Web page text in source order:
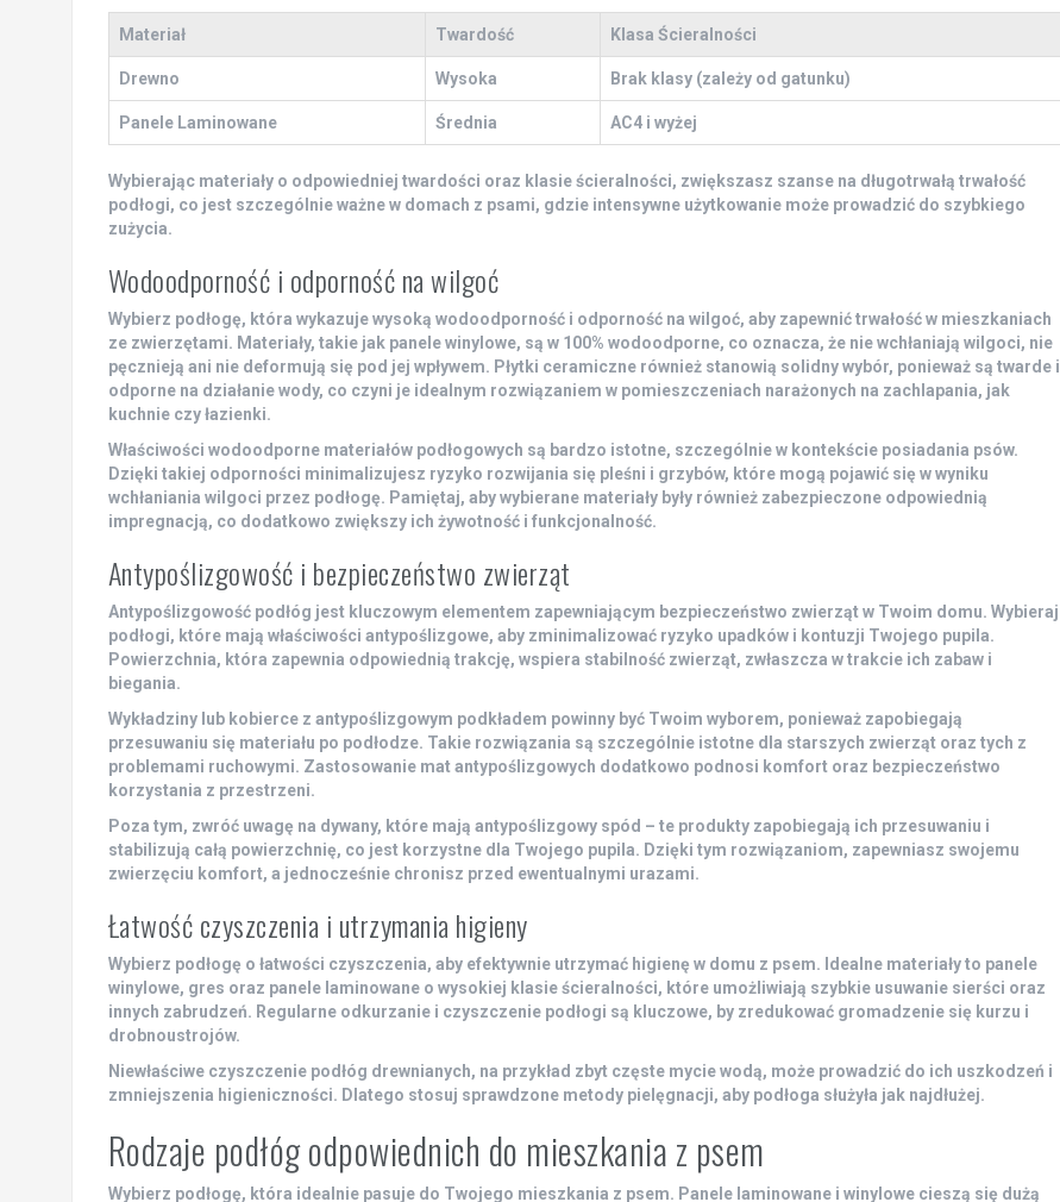
Materiał Twardość Klasa Ścieralności
Drewno Wysoka Brak klasy (zależy od gatunku)
Panele Laminowane Średnia AC4 i wyżej
Wybierając materiały o odpowiedniej twardości oraz klasie ścieralności, zwiększasz szanse na długotrwałą trwałość
podłogi, co jest szczególnie ważne w domach z psami, gdzie intensywne użytkowanie może prowadzić do szybkiego
zużycia.
Wodoodporność i odporność na wilgoć
Wybierz podłogę, która wykazuje wysoką wodoodpornośći odporność na wilgoć, aby zapewnić trwałość w mieszkaniach
ze zwierzętami. Materiały, takie jak panele winylowe, są w 100% wodoodporne, co oznacza, że nie wchłaniają wilgoci, nie
pęcznieją ani nie deformują się pod jej wpływem. Płytki ceramiczne również stanowią solidny wybór, ponieważ są twarde i
odporne na działanie wody, co czyni je idealnym rozwiązaniem w pomieszczeniach narażonych na zachlapania, jak
kuchnie czy łazienki.
Właściwości wodoodporne materiałów podłogowych są bardzo istotne, szczególnie w kontekście posiadania psów.
Dzięki takiej odporności minimalizujesz ryzyko rozwijania się pleśni i grzybów, które mogą pojawić się w wyniku
wchłaniania wilgoci przez podłogę. Pamiętaj, aby wybierane materiały były również zabezpieczone odpowiednią
impregnacją, co dodatkowo zwiększy ich żywotność i funkcjonalność.
Antypoślizgowość i bezpieczeństwo zwierząt
Antypoślizgowośćpodłóg jest kluczowym elementem zapewniającym bezpieczeństwo zwierzątw Twoim domu. Wybieraj
podłogi, które mają właściwości antypoślizgowe, aby zminimalizować ryzyko upadków i kontuzji Twojego pupila.
Powierzchnia, która zapewnia odpowiednią trakcję, wspiera stabilność zwierząt, zwłaszcza w trakcie ich zabaw i
biegania.
Wykładziny lub kobierce z antypoślizgowym podkładem powinny być Twoim wyborem, ponieważ zapobiegają
przesuwaniu się materiału po podłodze. Takie rozwiązania są szczególnie istotne dla starszych zwierząt oraz tych z
problemami ruchowymi. Zastosowanie mat antypoślizgowych dodatkowo podnosi komfort oraz bezpieczeństwo
korzystania z przestrzeni.
Poza tym, zwróć uwagę na dywany, które mają antypоślizgowy spód – te produkty zapobiegają ich przesuwaniu i
stabilizują całą powierzchnię, co jest korzystne dla Twojego pupila. Dzięki tym rozwiązaniom, zapewniasz swojemu
zwierzęciu komfort, a jednocześnie chronisz przed ewentualnymi urazami.
Łatwość czyszczenia i utrzymania higieny
Wybierz podłogę o łatwości czyszczenia, aby efektywnie utrzymać higienę w domu z psem. Idealne materiały to panele
winylowe, gres oraz panele laminowane o wysokiej klasie ścieralności, które umożliwiają szybkie usuwanie sierści oraz
innych zabrudzeń. Regularne odkurzanie i czyszczenie podłogi są kluczowe, by zredukować gromadzenie się kurzu i
drobnoustrojów.
Niewłaściwe czyszczenie podłóg drewnianych, na przykład zbyt częste mycie wodą, może prowadzić do ich uszkodzeń i
zmniejszenia higieniczności. Dlatego stosuj sprawdzone metody pielęgnacji, aby podłoga służyła jak najdłużej.
Rodzaje podłóg odpowiednich do mieszkania z psem
Wybierz podłogę, która idealnie pasuje do Twojego mieszkania z psem. Panele laminowanei winylowecieszą się dużą